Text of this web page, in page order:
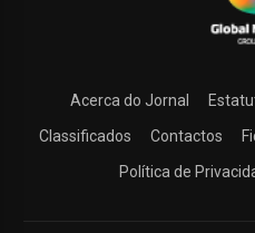
Acerca do Jornal
Classificados
Contactos
Política de